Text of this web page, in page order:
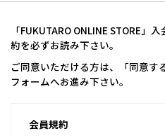
「FUKUTARO ONLINE STORE」
約を必ずお読み下さい。
ご同意いただける方は、「同意す
フォームへお進み下さい。
会員規約